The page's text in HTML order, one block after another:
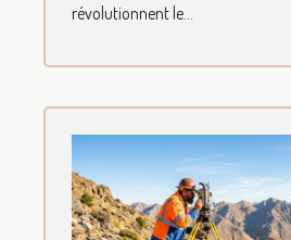
révolutionnent le...